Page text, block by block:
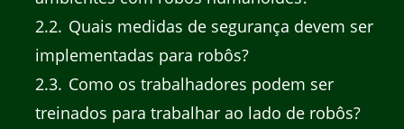
2.2 Quais medidas de segurança devem ser
implementadas para robôs?
2.3 Como os trabalhadores podem ser
treinados para trabalhar ao lado de robôs?